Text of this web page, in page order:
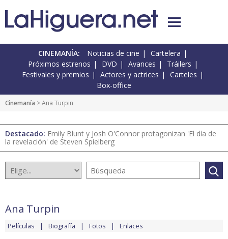
CINEMANÍA: Noticias de cine
Cartelera
Próximos estrenos
DVD Avances
Tráilers
Festivales y premios
Actores y actrices
Carteles
Box-office
Cinemanía > Ana Turpin
Destacado: Emily Blunt y Josh O'Connor protagonizan 'El día de
la revelación' de Steven Spielberg
Ana Turpin
Películas Biografía Fotos Enlaces